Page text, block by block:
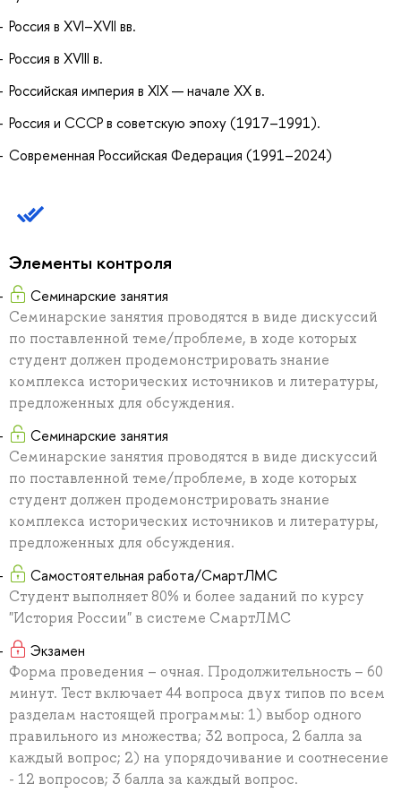
Россия в XVI–XVII вв.
Россия в XVIII в.
Российская империя в XIX — начале ХХ в.
Россия и СССР в советскую эпоху (1917–1991).
Современная Российская Федерация (1991–2024)
Элементы контроля
Семинарские занятия
Семинарские занятия проводятся в виде дискуссий
по поставленной теме/проблеме, в ходе которых
студент должен продемонстрировать знание
комплекса исторических источников и литературы,
предложенных для обсуждения.
Семинарские занятия
Семинарские занятия проводятся в виде дискуссий
по поставленной теме/проблеме, в ходе которых
студент должен продемонстрировать знание
комплекса исторических источников и литературы,
предложенных для обсуждения.
Самостоятельная работа/СмартЛМС
Студент выполняет 80% и более заданий по курсу
"История России" в системе СмартЛМС
Экзамен
Форма проведения – очная. Продолжительность – 60
минут. Тест включает 44 вопроса двух типов по всем
разделам настоящей программы: 1) выбор одного
правильного из множества; 32 вопроса, 2 балла за
каждый вопрос; 2) на упорядочивание и соотнесение
- 12 вопросов; 3 балла за каждый вопрос.